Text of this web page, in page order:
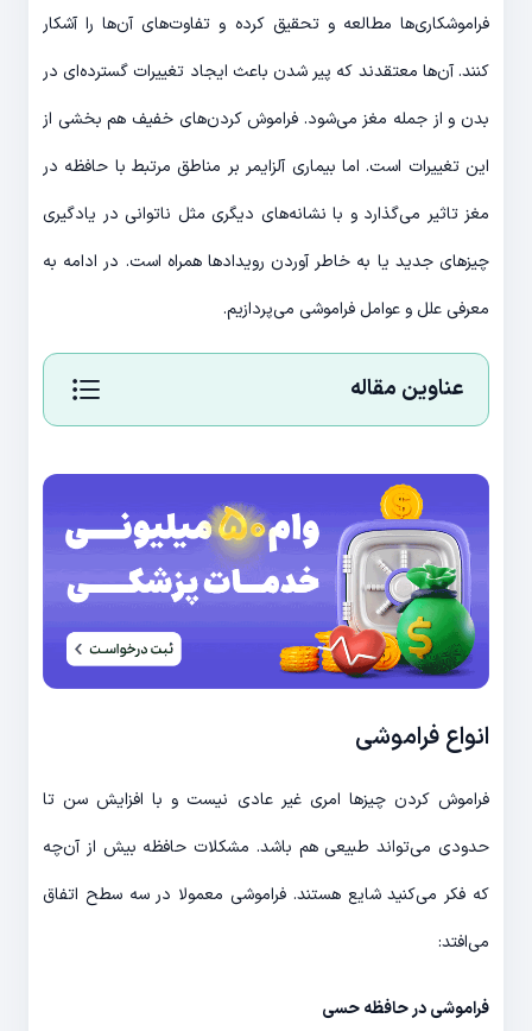
فراموشکاری‌ها مطالعه و تحقیق کرده و تفاوت‌های آن‌ها را آشکار
کنند. آن‌ها معتقدند که پیر شدن باعث ایجاد تغییرات گسترده‌ای در
بدن و از جمله مغز می‌شود. فراموش کردن‌های خفیف هم بخشی از
این تغییرات است. اما بیماری آلزایمر بر مناطق مرتبط با حافظه در
مغز تاثیر می‌گذارد و با نشانه‌های دیگری مثل ناتوانی در یادگیری
چیزهای جدید یا به خاطر آوردن رویدادها همراه است. در ادامه به
معرفی علل و عوامل فراموشی می‌پردازیم.
عناوین مقاله
انواع فراموشی
فراموش کردن چیزها امری غیر عادی نیست و با افزایش سن تا
حدودی می‌تواند طبیعی هم باشد. مشکلات حافظه بیش از آن‌چه
که فکر می‌کنید شایع هستند. فراموشی معمولا در سه سطح اتفاق
می‌افتد:
فراموشی در حافظه حسی